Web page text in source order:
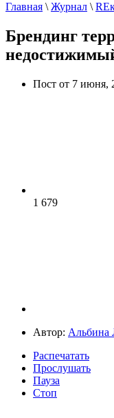
Главная \ Журнал \
Брендинг
Пост от 7 июня,
1 679
Автор: Альбина
Распечатать
Прослушать
Пауза
Стоп